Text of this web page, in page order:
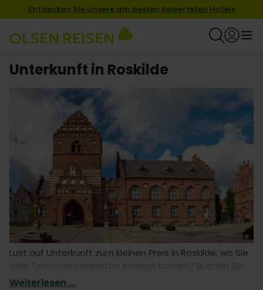
Entdecken Sie unsere am besten bewerteten Hotels
Unterkunft in Roskilde
Lust auf Unterkunft zum kleinen Preis in Roskilde, wo Sie
viele Sehenswürdigkeiten erleben können? Buchen Sie
einen Aufenthalt in einem von unseren vielen Hotels.
Weiterlesen ...